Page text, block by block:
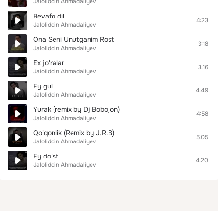
Bevafo dil
Jaloliddin Ahmadaliyev
4:23
Ona Seni Unutganim Rost
Jaloliddin Ahmadaliyev
3:18
Ex jo'ralar
Jaloliddin Ahmadaliyev
3:16
Ey gul
Jaloliddin Ahmadaliyev
4:49
Yurak (remix by Dj Bobojon)
Jaloliddin Ahmadaliyev
4:58
Qo'qonlik (Remix by J.R.B)
Jaloliddin Ahmadaliyev
5:05
Ey do'st
Jaloliddin Ahmadaliyev
4:20